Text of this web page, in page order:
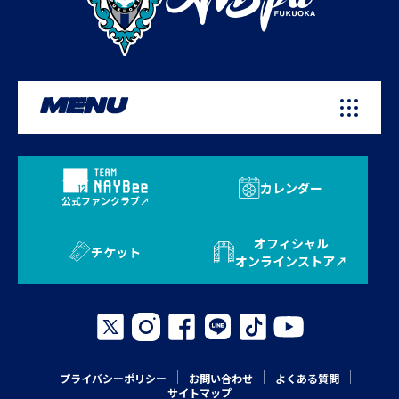
MENU
公式ファンクラブ
カレンダー
チケット
オフィシャル
オンラインストア
プライバシーポリシー お問い合わせ
よくある質問
サイトマップ